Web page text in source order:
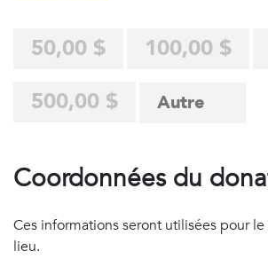
50,00 $ 100,00 $
500,00 $
Coordonnées du
Ces informations seront utilisées pour le
lieu.